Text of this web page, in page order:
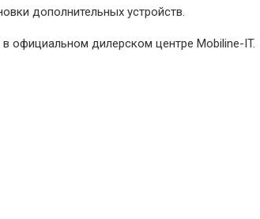
дополнительных устройств.
официальном дилерском центре Mobiline-IT.